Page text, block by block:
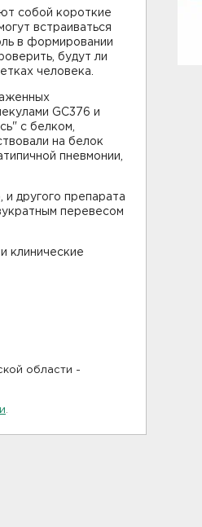
собой короткиe
встраиваться
в формировании
будут ли
человекa.
GC376 и
с белком,
на белок
пневмонии,
другого препарата
перевесом
клинические
области -